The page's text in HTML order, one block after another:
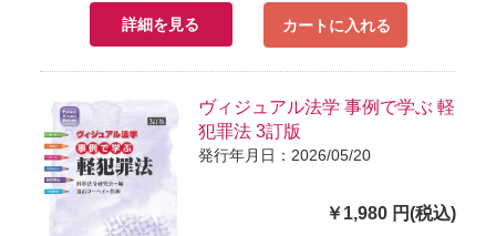
詳細を見る カートに入れる
ヴィジュアル法学 事例で学ぶ 軽
犯罪法 3訂版
発行年月日：2026/05/20
￥1,980 円(税込)